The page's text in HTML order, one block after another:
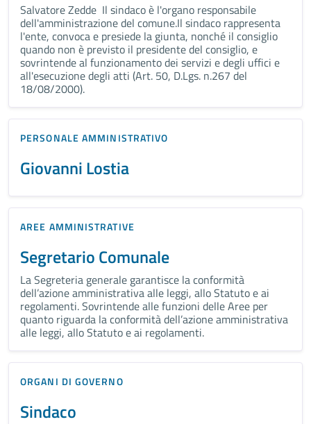
Salvatore Zedde Il sindaco è l'organo responsabile
dell'amministrazione del comune.Il sindaco rappresenta
l'ente, convoca e presiede la giunta, nonché il consiglio
quando non è previsto il presidente del consiglio, e
sovrintende al funzionamento dei servizi e degli uffici e
all'esecuzione degli atti (Art. 50, D.Lgs. n.267 del
18/08/2000).
PERSONALE AMMINISTRATIVO
Giovanni Lostia
AREE AMMINISTRATIVE
Segretario Comunale
La Segreteria generale garantisce la conformità
dell’azione amministrativa alle leggi, allo Statuto e ai
regolamenti. Sovrintende alle funzioni delle Aree per
quanto riguarda la conformità dell’azione amministrativa
alle leggi, allo Statuto e ai regolamenti.
ORGANI DI GOVERNO
Sindaco